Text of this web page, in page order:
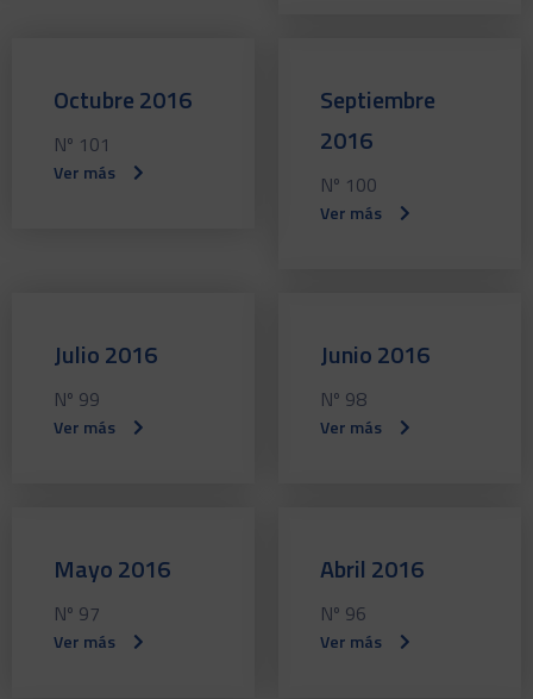
Octubre 2016
Nº 101
Ver más
Septiembre
2016
Nº 100
Ver más
Julio 2016
Nº 99
Ver más
Junio 2016
Nº 98
Ver más
Mayo 2016
Nº 97
Ver más
Abril 2016
Nº 96
Ver más